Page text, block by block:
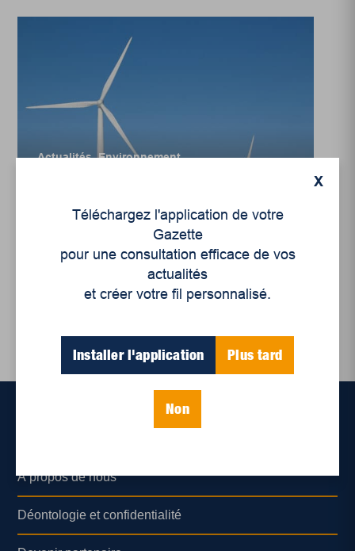
Actualités,Environnement
promesse économique
entre espoir et
controverse...
X
Téléchargez l'application de votre
Gazette
pour une consultation efficace de vos
actualités
et créer votre fil personnalisé.
Installer l'application Plus tard
Non
À propos de nous
Déontologie et confidentialité